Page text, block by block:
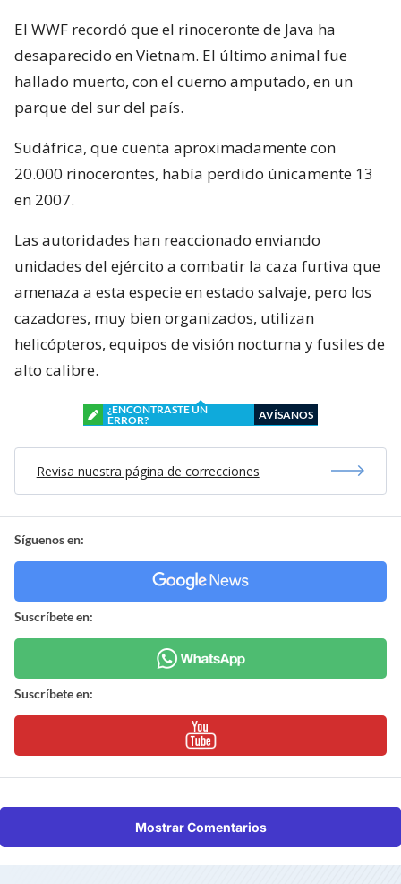
El WWF recordó que el rinoceronte de Java ha
desaparecido en Vietnam. El último animal fue
hallado muerto, con el cuerno amputado, en un
parque del sur del país.
Sudáfrica, que cuenta aproximadamente con
20.000 rinocerontes, había perdido únicamente 13
en 2007.
Las autoridades han reaccionado enviando
unidades del ejército a combatir la caza furtiva que
amenaza a esta especie en estado salvaje, pero los
cazadores, muy bien organizados, utilizan
helicópteros, equipos de visión nocturna y fusiles de
alto calibre.
¿ENCONTRASTE UN
ERROR?
AVÍSANOS
Revisa nuestra página de correcciones
Síguenos en:
Suscríbete en:
Suscríbete en:
Mostrar Comentarios